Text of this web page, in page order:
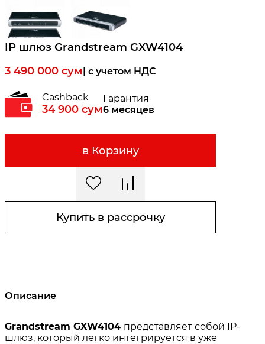
IP шлюз Grandstream GXW4104
3 490 000 сум| c учетом НДС
Cashback
34 900 сум
Гарантия
6 месяцев
в Корзину
Купить в рассрочку
Описание